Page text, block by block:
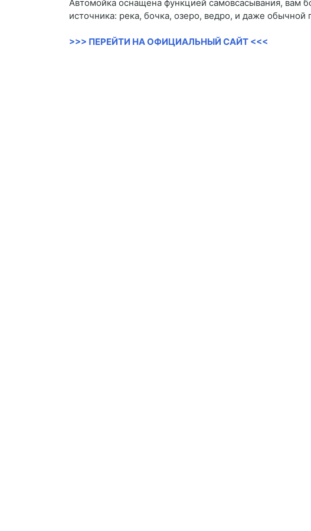
Автомойка оснащена функцией самовсасывания, вам
источника: река, бочка, озеро, ведро, и даже обычной
>>> ПЕРЕЙТИ НА ОФИЦИАЛЬНЫЙ САЙТ <<<